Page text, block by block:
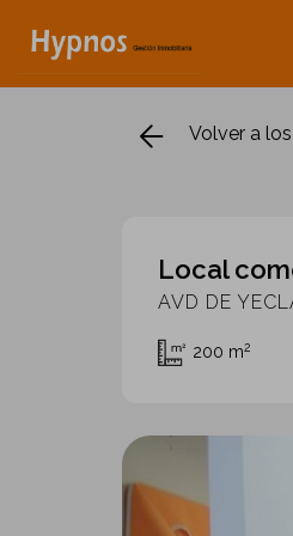
Volver a
Local
AVD DE
200 m2